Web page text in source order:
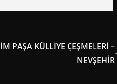
PAŞA KÜLLİYE ÇEŞMELERİ –
NEVŞEHİR